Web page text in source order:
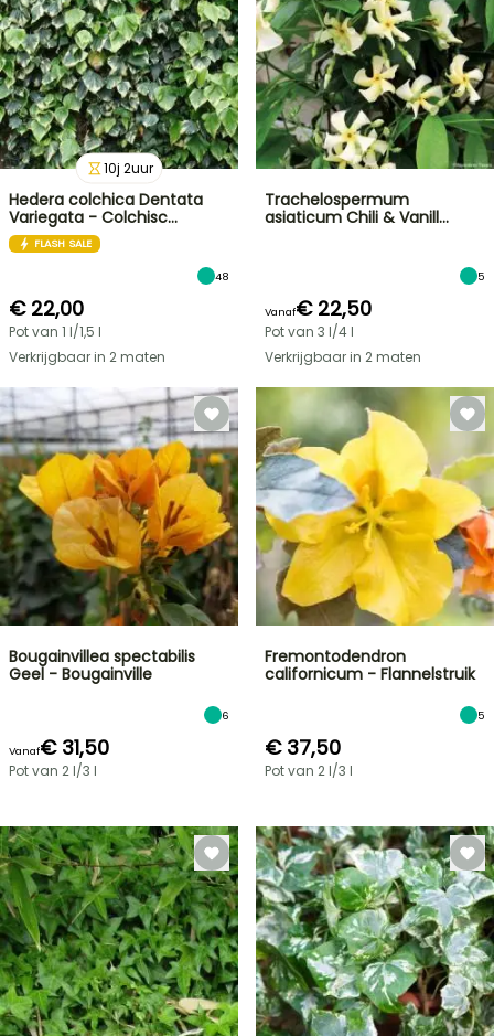
10j 2uur
Hedera colchica Dentata
Variegata - Colchisc…
FLASH SALE
48
€ 22,00
Pot van 1 l/1,5 l
Verkrijgbaar in 2 maten
Trachelospermum
asiaticum Chili & Vanill…
5
Vanaf€ 22,50
Pot van 3 l/4 l
Verkrijgbaar in 2 maten
Bougainvillea spectabilis
Geel - Bougainville
6
Vanaf€ 31,50
Pot van 2 l/3 l
Fremontodendron
californicum - Flannelstruik
5
€ 37,50
Pot van 2 l/3 l